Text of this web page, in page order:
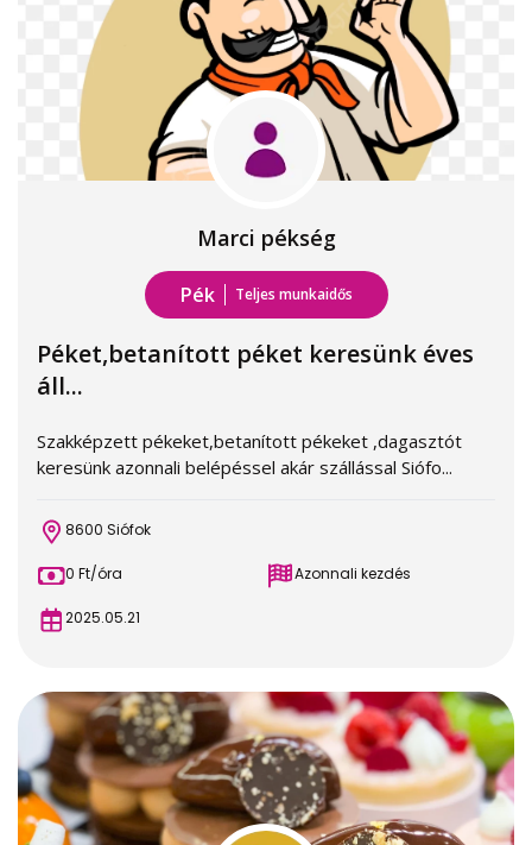
Marci pékség
Pék Teljes munkaidős
Péket,betanított péket keresünk éves
áll...
Szakképzett pékeket,betanított pékeket ,dagasztót
keresünk azonnali belépéssel akár szállással Siófo...
8600 Siófok
0 Ft/óra Azonnali kezdés
2025.05.21